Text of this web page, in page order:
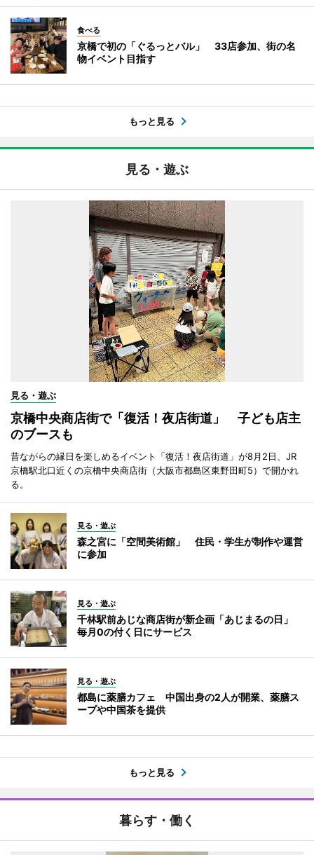
食べる
京橋で初の「ぐるっとバル」 33店参加、街の名
物イベント目指す
もっと見る
見る・遊ぶ
見る・遊ぶ
京橋中央商店街で「復活！夜店街道」 子ども店主
のブースも
昔ながらの縁日を楽しめるイベント「復活！夜店街道」が8月2日、JR
京橋駅北口近くの京橋中央商店街（大阪市都島区東野田町5）で開かれ
る。
見る・遊ぶ
森之宮に「空間美術館」 住民・学生が制作や運営
に参加
見る・遊ぶ
千林駅前あじな商店街が新企画「あじまるの日」
毎月0の付く日にサービス
見る・遊ぶ
都島に薬膳カフェ 中国出身の2人が開業、薬膳ス
ープや中国茶を提供
もっと見る
暮らす・働く